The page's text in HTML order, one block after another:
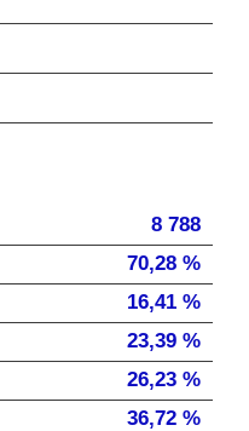
8 788
70,28 %
16,41 %
23,39 %
26,23 %
36,72 %